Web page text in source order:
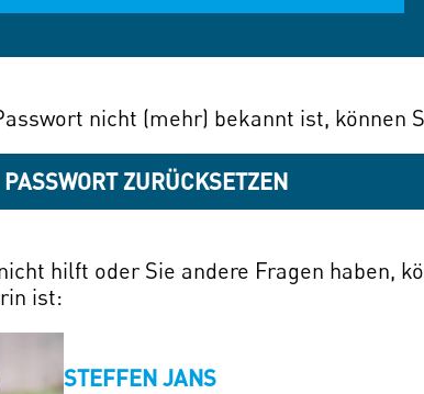
nicht (mehr) bekannt ist, können
PASSWORT ZURÜCKSETZEN
hilft oder Sie andere Fragen haben,
ist:
STEFFEN JANS